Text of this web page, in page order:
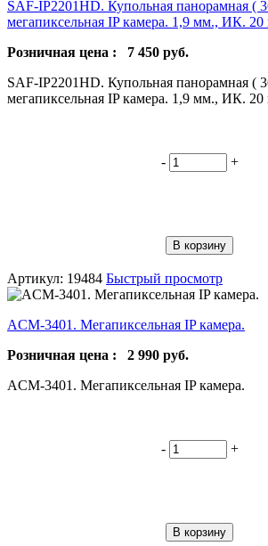
SAF-IP2201HD. Купольная панорамная (
мегапиксельная IP камера. 1,9 мм., ИК. 20
Розничная цена : 7 450 руб.
SAF-IP2201HD. Купольная панорамная (
мегапиксельная IP камера. 1,9 мм., ИК. 20
- +
В корзину
Артикул: 19484 Быстрый просмотр
ACM-3401. Мегапиксельная IP камера.
Розничная цена : 2 990 руб.
ACM-3401. Мегапиксельная IP камера.
- +
В корзину